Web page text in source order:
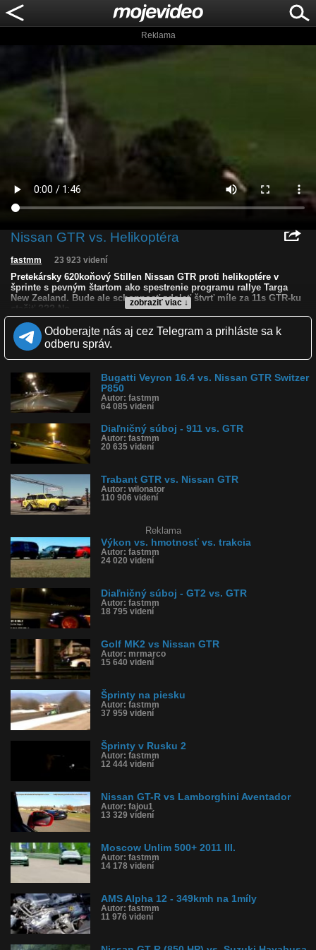
Reklama
Nissan GTR vs. Helikoptéra
zobraziť viac ↓
fastmm 23 923 videní
Pretekársky 620koňový Stillen Nissan GTR proti helikoptére v
šprinte s pevným štartom ako spestrenie programu rallye Targa
New Zealand. Bude ale schopnosť zdolať štvrť míle za 11s GTR-ku
stačiť ??? No...
Kvalita:
Zverejnené: 5.11.2011 8:45
Páči sa: 100% (23 hlasov)
Komentárov: 101
Dľžka: 1:46
Kategória: auto-moto
Tagy: pretek, preteky, šprint, šprinty, drag, race, nissan, gtr, stillen,
História sledovanosti videa:
Odoberajte nás aj cez Telegram a prihláste sa k
odberu správ.
Bugatti Veyron 16.4 vs. Nissan GTR Switzer
P850
Autor: fastmm
64 085 videní
Diaľničný súboj - 911 vs. GTR
Autor: fastmm
20 635 videní
Trabant GTR vs. Nissan GTR
Autor: wilonator
110 906 videní
Reklama
Výkon vs. hmotnosť vs. trakcia
Autor: fastmm
24 020 videní
Diaľničný súboj - GT2 vs. GTR
Autor: fastmm
18 795 videní
Golf MK2 vs Nissan GTR
Autor: mrmarco
15 640 videní
Šprinty na piesku
Autor: fastmm
37 959 videní
Šprinty v Rusku 2
Autor: fastmm
12 444 videní
Nissan GT-R vs Lamborghini Aventador
Autor: fajou1
13 329 videní
Moscow Unlim 500+ 2011 III.
Autor: fastmm
14 178 videní
AMS Alpha 12 - 349kmh na 1míly
Autor: fastmm
11 976 videní